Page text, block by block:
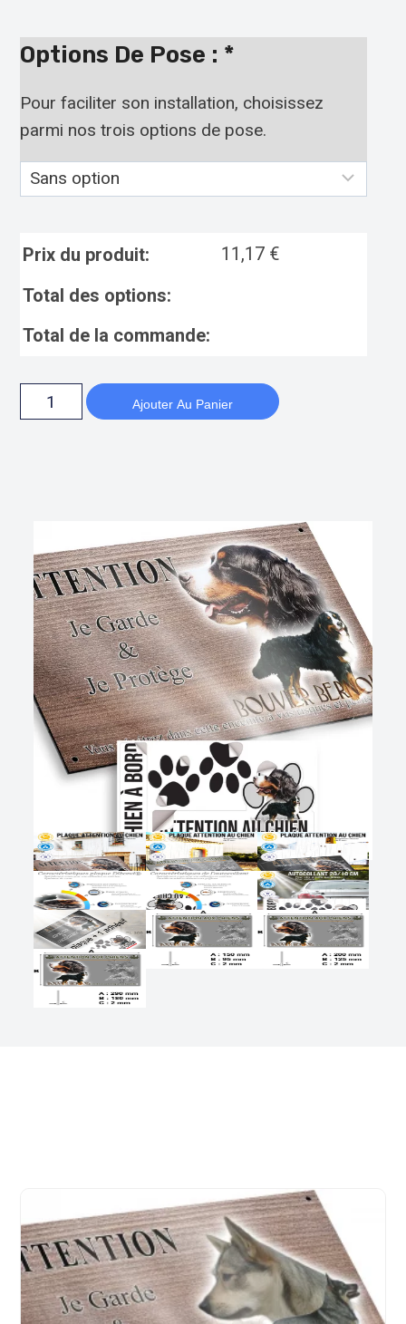
Options De Pose : *
Pour faciliter son installation, choisissez
parmi nos trois options de pose.
Prix du produit: 11,17 €
Total des options:
Total de la commande:
Ajouter Au Panier